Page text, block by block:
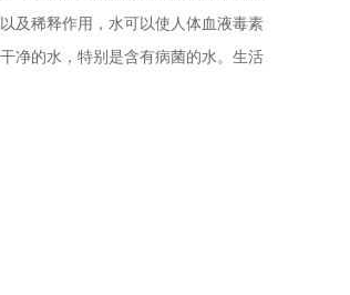
及稀释作用，水可以使人体血液毒素
净的水，特别是含有病菌的水。生活